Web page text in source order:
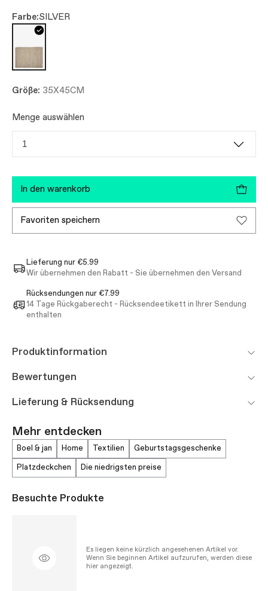
Farbe:SILVER
Größe: 35X45CM
Menge auswählen
1
in den warenkorb
favoriten speichern
Lieferung nur €5.99
Wir übernehmen den Rabatt - Sie übernehmen den Versand
Rücksendungen nur €7.99
14 Tage Rückgaberecht - Rücksendeetikett in Ihrer Sendung
enthalten
Produktinformation
Bewertungen
Lieferung & Rücksendung
Mehr entdecken
boel & jan home textilien
geburtstagsgeschenke
platzdeckchen
die niedrigsten preise
Besuchte Produkte
Es liegen keine kürzlich angesehenen Artikel vor.
Wenn Sie beginnen Artikel aufzurufen, werden diese
hier angezeigt.